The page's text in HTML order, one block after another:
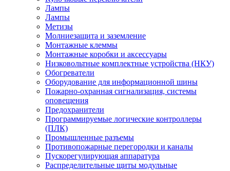
Лампы
Лампы
Метизы
Молниезащита и заземление
Монтажные клеммы
Монтажные коробки и аксессуары
Низковольтные комплектные устройства (НКУ)
Обогреватели
Оборудование для информационной шины
Пожарно-охранная сигнализация, системы
оповещения
Предохранители
Программируемые логические контроллеры
(ПЛК)
Промышленные разъемы
Противопожарные перегородки и каналы
Пускорегулирующая аппаратура
Распределительные щиты модульные